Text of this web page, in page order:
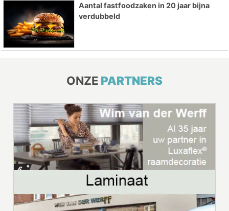
Aantal fastfoodzaken in 20 jaar bijna
verdubbeld
ONZE PARTNERS